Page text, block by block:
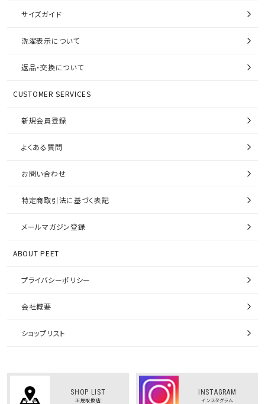
サイズガイド
洗濯表示について
返品・交換について
CUSTOMER SERVICES
新規会員登録
よくある質問
お問い合わせ
特定商取引法に基づく表記
メールマガジン登録
ABOUT PEET
プライバシーポリシー
会社概要
ショップリスト
SHOP LIST
正規取扱店
INSTAGRAM
インスタグラム